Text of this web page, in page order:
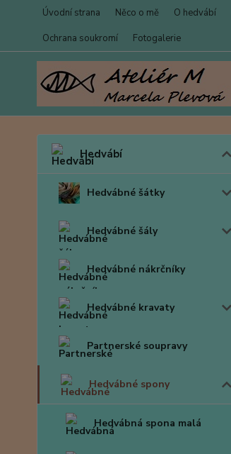
Úvodní strana Něco o mě O hedvábí
Ochrana soukromí
Fotogalerie
Hedvábí
Hedvábné šátky
Hedvábné šály
Hedvábné nákrčníky
Hedvábné kravaty
Partnerské soupravy
Hedvábné spony
Hedvábná spona malá